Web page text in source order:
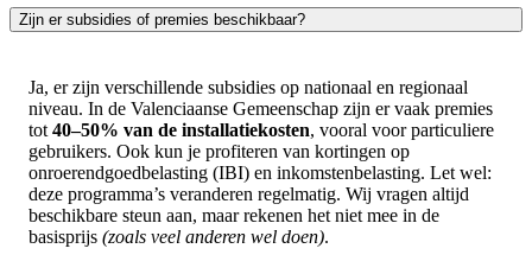
Zijn er subsidies of premies beschikbaar?
Ja, er zijn verschillende subsidies op nationaal en regionaal
niveau. In de Valenciaanse Gemeenschap zijn er vaak premies
tot 40–50% van de installatiekosten, vooral voor particuliere
gebruikers. Ook kun je profiteren van kortingen op
onroerendgoedbelasting (IBI) en inkomstenbelasting. Let wel:
deze programma’s veranderen regelmatig. Wij vragen altijd
beschikbare steun aan, maar rekenen het niet mee in de
basisprijs (zoals veel anderen wel doen).